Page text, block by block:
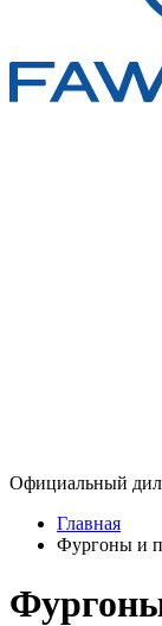
Официальный
Главная
Фургоны и